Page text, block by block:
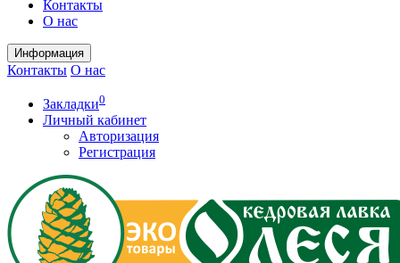
Контакты
О нас
Информация
Контакты О нас
Закладки0
Личный кабинет
Авторизация
Регистрация